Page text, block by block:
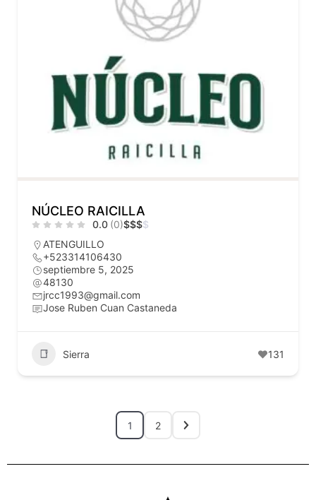
NÚCLEO RAICILLA
0.0 (0)$$$$
ATENGUILLO
+523314106430
septiembre 5, 2025
48130
jrcc1993@gmail.com
Jose Ruben Cuan Castaneda
Sierra 131
1 2